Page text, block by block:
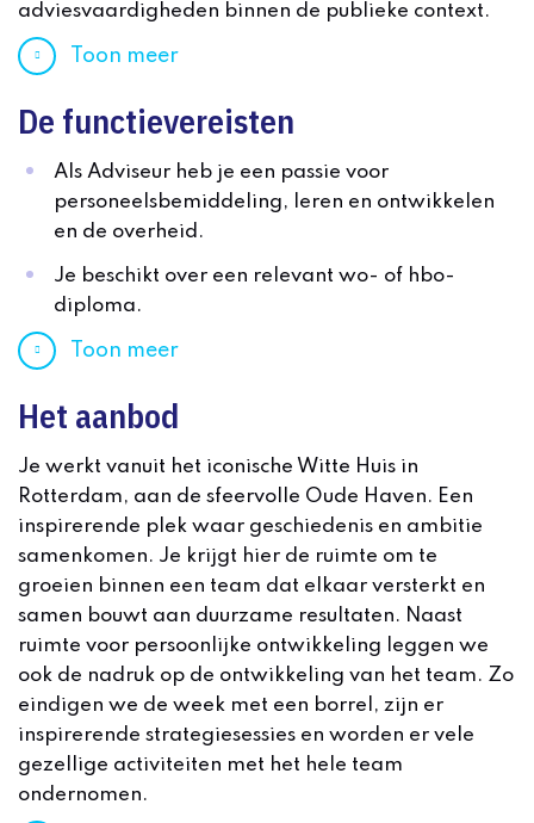
adviesvaardigheden binnen de publieke context.
Toon meer
De functievereisten
Als Adviseur heb je een passie voor
personeelsbemiddeling, leren en ontwikkelen
en de overheid.
Je beschikt over een relevant wo- of hbo-
diploma.
Toon meer
Het aanbod
Je werkt vanuit het iconische Witte Huis in
Rotterdam, aan de sfeervolle Oude Haven. Een
inspirerende plek waar geschiedenis en ambitie
samenkomen. Je krijgt hier de ruimte om te
groeien binnen een team dat elkaar versterkt en
samen bouwt aan duurzame resultaten. Naast
ruimte voor persoonlijke ontwikkeling leggen we
ook de nadruk op de ontwikkeling van het team. Zo
eindigen we de week met een borrel, zijn er
inspirerende strategiesessies en worden er vele
gezellige activiteiten met het hele team
ondernomen.